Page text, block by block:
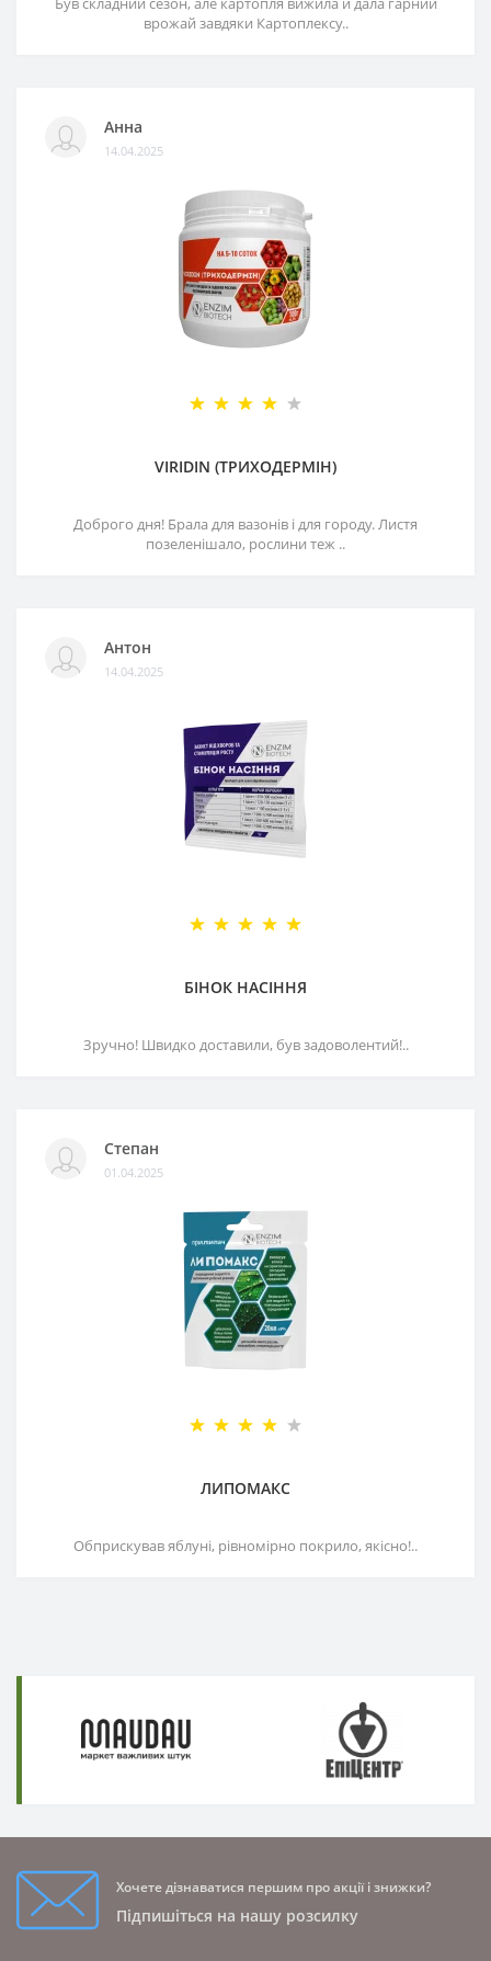
врожай завдяки Картоплексу..
Анна
14.04.2025
VIRIDIN (ТРИХОДЕРМІН)
Доброго дня! Брала для вазонів і для городу. Листя
позеленішало, рослини теж ..
Антон
14.04.2025
БІНОК НАСІННЯ
Зручно! Швидко доставили, був задоволентий!..
Степан
01.04.2025
ЛИПОМАКС
Обприскував яблуні, рівномірно покрило, якісно!..
Хочете дізнаватися першим про акції і знижки?
Підпишіться на нашу розсилку